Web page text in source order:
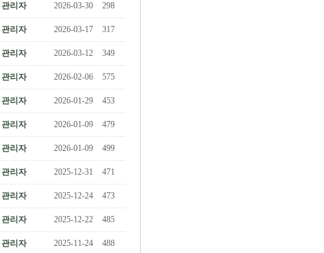
관리자 2026-03-30 298
관리자 2026-03-17 317
관리자 2026-03-12 349
관리자 2026-02-06 575
관리자 2026-01-29 453
관리자 2026-01-09 479
관리자 2026-01-09 499
관리자 2025-12-31 471
관리자 2025-12-24 473
관리자 2025-12-22 485
관리자 2025-11-24 488